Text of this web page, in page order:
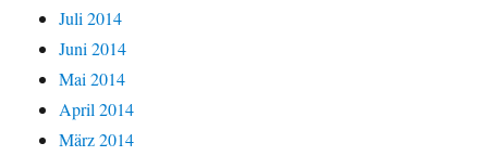
Juli 2014
Juni 2014
Mai 2014
April 2014
März 2014